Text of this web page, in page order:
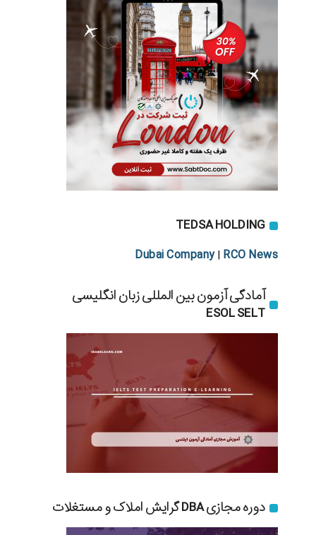
TEDSA HOLDING
Dubai Company| RCO News
آمادگی آزمون بین المللی زبان انگلیسی
ESOL SELT
دوره مجازی DBA گرایش املاک و مستغلات